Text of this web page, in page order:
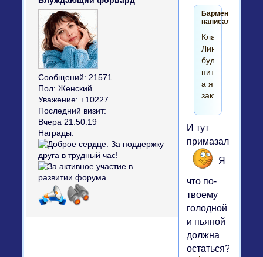
Сообщений: 21571
Пол: Женский
Уважение: +10227
Последний визит:
Вчера 21:50:19
Награды:
Бармен
написал(а):
Класс!
Линсик
будет
пить,
а я
закусывать!))
И тут
примазался!
Я
что по-
твоему
голодной
и пьяной
должна
остаться?